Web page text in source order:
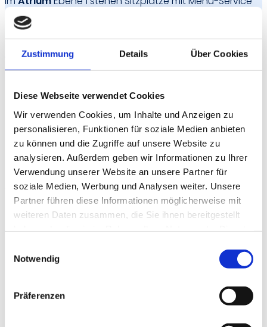
Zustimmung Details Über Cookies
Diese Webseite verwendet Cookies
Wir verwenden Cookies, um Inhalte und Anzeigen zu
personalisieren, Funktionen für soziale Medien anbieten
zu können und die Zugriffe auf unsere Website zu
analysieren. Außerdem geben wir Informationen zu Ihrer
Verwendung unserer Website an unsere Partner für
soziale Medien, Werbung und Analysen weiter. Unsere
Partner führen diese Informationen möglicherweise mit
weiteren Daten zusammen, die Sie ihnen bereitgestellt
Notwendig
Präferenzen
zur Verfügung.
Alternativ können Sie zwischen den Ticketkategorien
„Bertha’s“und „ Flanierkarte“wählen. Beide Tickets
beinhalten das gleiche Speisenangebot im Rahmen
besteht darin, dass bei einem„Bertha’s“
Sitzplatz im Restaurant Bertha’s bis 23:00 Uhr garantiert
für Sie reserviert ist.
DieFlanierkartebeinhaltet keinen fest reservierten
Sitzplatz. Stattdessen können Sie die verschiedenen
Sitz- und Stehbereiche vor Ort flexibel nutzen – je nach
Verfügbarkeit.
Wenn Sie im Besitz eines gültigen Presseausweises sind,
geben Sie uns Ihren Kartenwunsch für Flanier- oder
karten@landespresseball-bw.de